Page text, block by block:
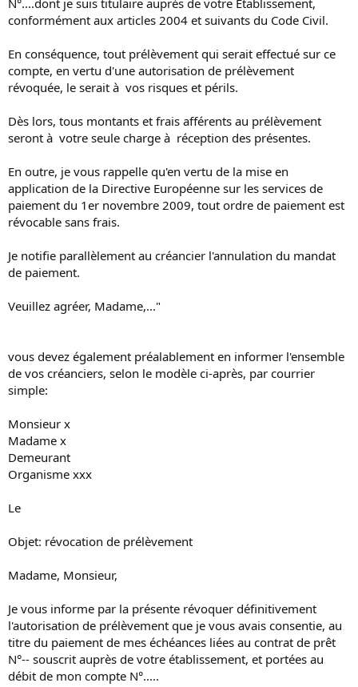
conformément aux articles 2004 et suivants du Code Civil.
En conséquence, tout prélèvement qui serait effectué sur ce
compte, en vertu d'une autorisation de prélèvement
révoquée, le serait à vos risques et périls.
Dès lors, tous montants et frais afférents au prélèvement
seront à votre seule charge à réception des présentes.
En outre, je vous rappelle qu'en vertu de la mise en
application de la Directive Européenne sur les services de
paiement du 1er novembre 2009, tout ordre de paiement est
révocable sans frais.
Je notifie parallèlement au créancier l'annulation du mandat
de paiement.
Veuillez agréer, Madame,..."
vous devez également préalablement en informer l'ensemble
de vos créanciers, selon le modèle ci-après, par courrier
simple:
Monsieur x
Madame x
Demeurant
Organisme xxx
Le
Objet: révocation de prélèvement
Madame, Monsieur,
Je vous informe par la présente révoquer définitivement
l'autorisation de prélèvement que je vous avais consentie, au
titre du paiement de mes échéances liées au contrat de prêt
N°-- souscrit auprès de votre établissement, et portées au
débit de mon compte N°.....